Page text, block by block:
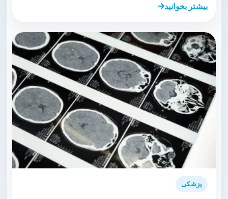
بیشتر بخوانید
پزشکی